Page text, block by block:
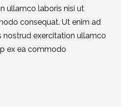
ullamco laboris nisi ut
consequat. Ut enim ad
nostrud exercitation ullamco
ex ea commodo